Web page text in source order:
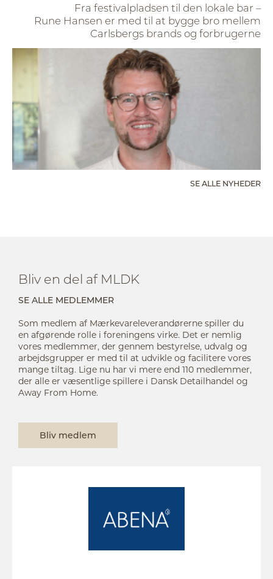
Fra festivalpladsen til den lokale bar –
Rune Hansen er med til at bygge bro mellem
Carlsbergs brands og forbrugerne
SE ALLE NYHEDER
Bliv en del af MLDK
SE ALLE MEDLEMMER
Som medlem af Mærkevareleverandørerne spiller du
en afgørende rolle i foreningens virke. Det er nemlig
vores medlemmer, der gennem bestyrelse, udvalg og
arbejdsgrupper er med til at udvikle og facilitere vores
mange tiltag. Lige nu har vi mere end 110 medlemmer,
der alle er væsentlige spillere i Dansk Detailhandel og
Away From Home.
Bliv medlem